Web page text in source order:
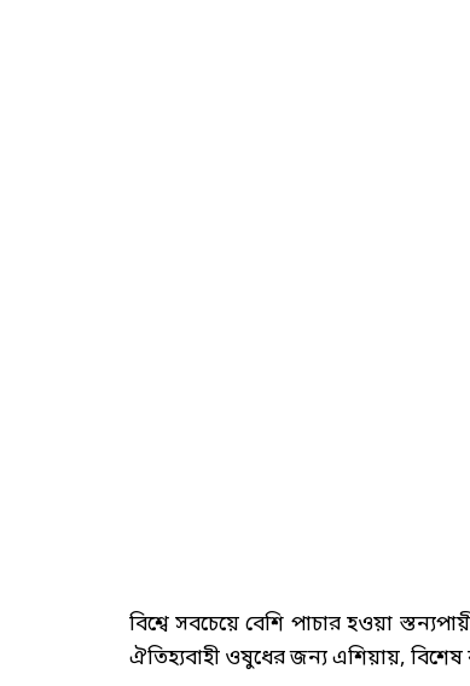
বিশ্বে সবচেয়ে বেশি পাচার হওয়া
ঐতিহ্যবাহী ওষুধের জন্য এশিয়ায়, বিশেষ